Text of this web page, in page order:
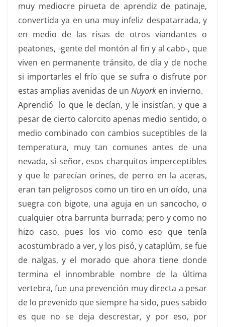
muy mediocre pirueta de aprendiz de patinaje,
convertida ya en una muy infeliz despatarrada, y
en medio de las risas de otros viandantes o
peatones, -gente del montón al fin y al cabo-, que
viven en permanente tránsito, de día y de noche
si importarles el frío que se sufra o disfrute por
estas amplias avenidas de un Nuyork en invierno.
Aprendió lo que le decían, y le insistían, y que a
pesar de cierto calorcito apenas medio sentido, o
medio combinado con cambiossuceptibles de la
temperatura, muy tan comunes antes de una
nevada, sí señor, esos charquitos imperceptibles
y que le parecían orines, de perro en la aceras,
eran tan peligrosos como un tiro en un oído, una
suegra con bigote, una aguja en un sancocho, o
cualquier otra barrunta burrada; pero y como no
hizo caso, pues los vio como eso que tenía
acostumbrado a ver, y los pisó, y cataplúm, se fue
de nalgas, y el morado que ahora tiene donde
termina el innombrable nombre de la última
vertebra, fue una prevención muy directa a pesar
de lo prevenido que siempre ha sido, pues sabido
es que no se deja descrestar, y por eso, por